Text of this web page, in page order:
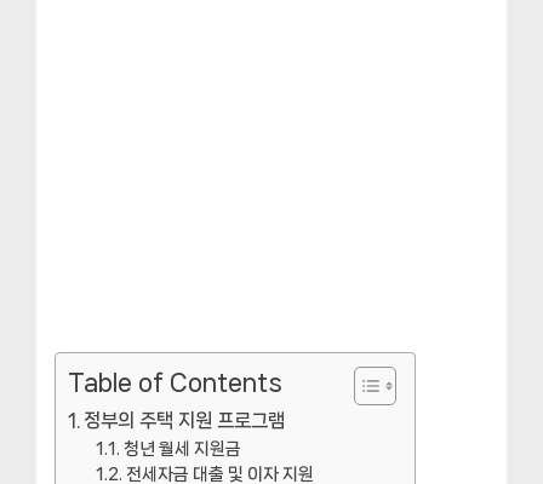
Table of Contents
정부의 주택 지원 프로그램
청년 월세 지원금
전세자금 대출 및 이자 지원